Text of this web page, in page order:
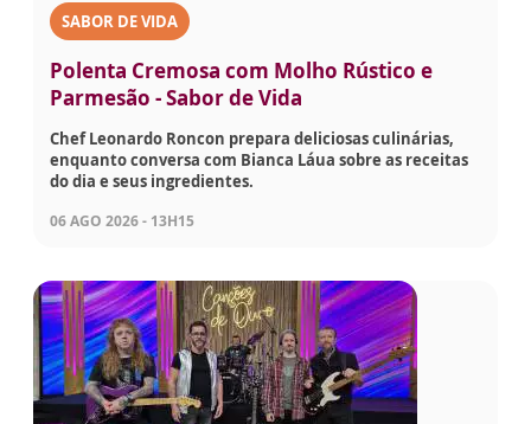
SABOR DE VIDA
Polenta Cremosa com Molho Rústico e
Parmesão - Sabor de Vida
Chef Leonardo Roncon prepara deliciosas culinárias,
enquanto conversa com Bianca Láua sobre as receitas
do dia e seus ingredientes.
06 AGO 2026 - 13H15